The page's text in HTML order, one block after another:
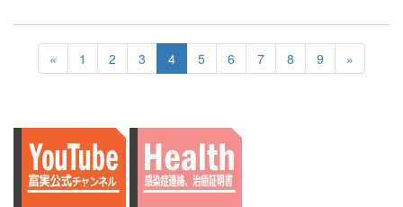
« 1 2 3 4 5 6 7 8 9 »